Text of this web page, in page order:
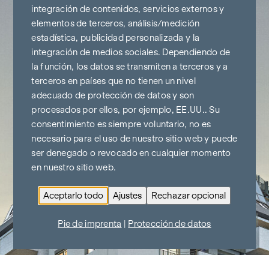
integración de contenidos, servicios externos y
elementos de terceros, análisis/medición
estadística, publicidad personalizada y la
integración de medios sociales. Dependiendo de
la función, los datos se transmiten a terceros y a
terceros en países que no tienen un nivel
adecuado de protección de datos y son
procesados por ellos, por ejemplo, EE.UU.. Su
consentimiento es siempre voluntario, no es
necesario para el uso de nuestro sitio web y puede
ser denegado o revocado en cualquier momento
en nuestro sitio web.
Aceptarlo todo Ajustes Rechazar opcional
Pie de imprenta Protección de datos